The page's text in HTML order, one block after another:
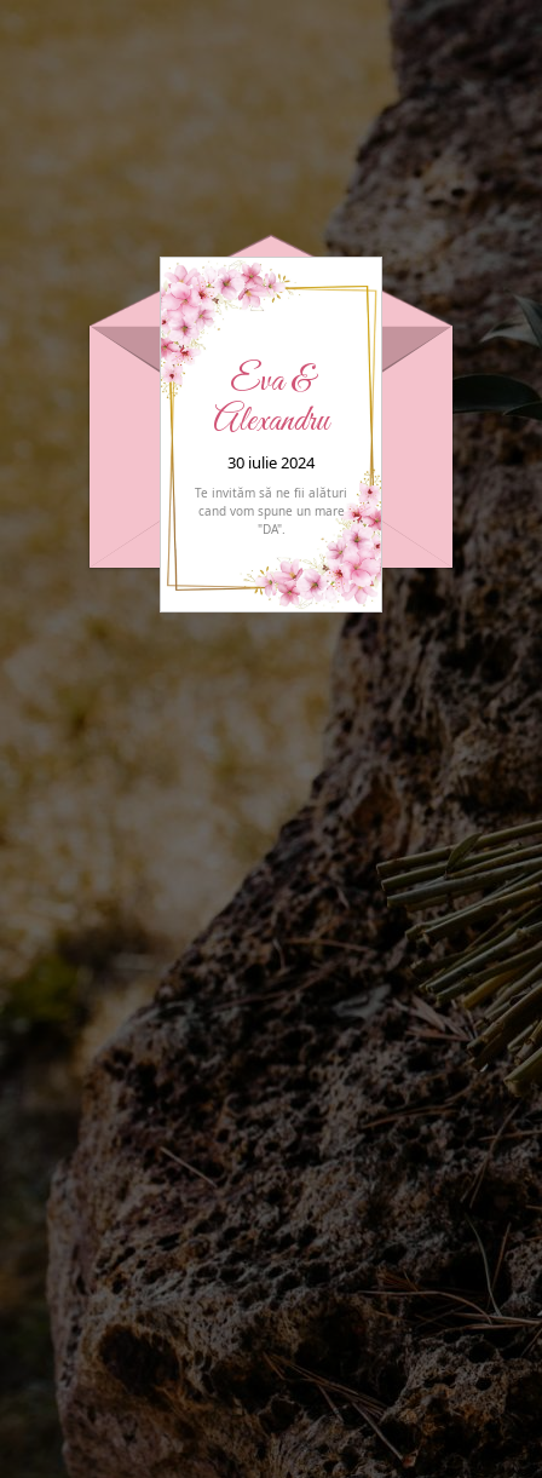
Eva &
Alexandru
30 iulie 2024
Te invităm să ne fii alături
cand vom spune un mare
"DA".